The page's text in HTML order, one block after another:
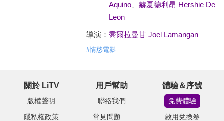
Aquino、 赫夏德利昂 Hershie De
Leon
導演： 喬爾拉曼甘 Joel Lamangan
#情慾電影
關於 LiTV
版權聲明
隱私權政策
用戶幫助
聯絡我們
常見問題
體驗＆序號
免費體驗
啟用兌換卷